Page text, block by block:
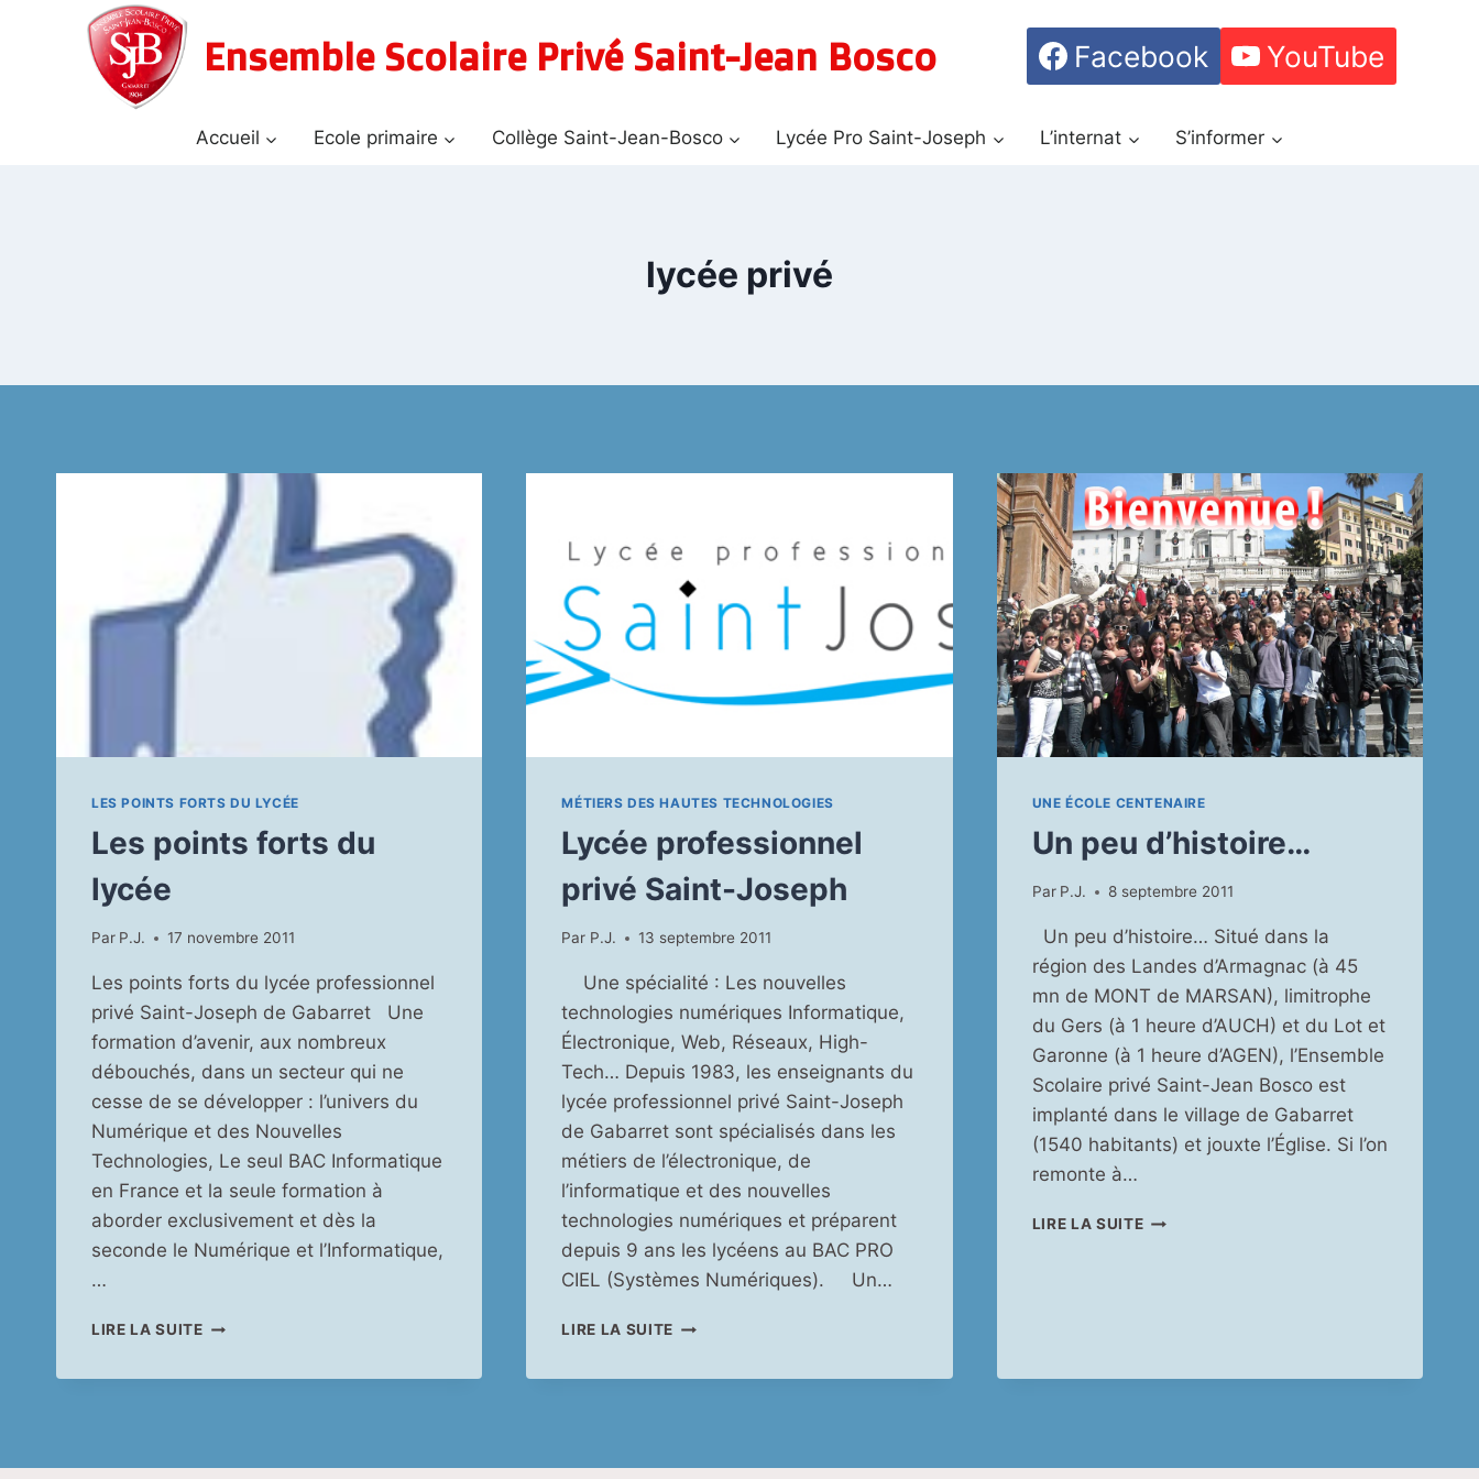
Ensemble Scolaire Privé Saint-Jean Bosco Facebook YouTube
Accueil Ecole primaire Collège Saint-Jean-Bosco Lycée Pro Saint-Joseph L’internat S’informer
lycée privé
LES POINTS FORTS DU LYCÉE
Les points forts du
lycée
Par P.J. 17 novembre 2011
Les points forts du lycée professionnel
privé Saint-Joseph de Gabarret Une
formation d’avenir, aux nombreux
débouchés, dans un secteur qui ne
cesse de se développer : l’univers du
Numérique et des Nouvelles
Technologies, Le seul BAC Informatique
en France et la seule formation à
aborder exclusivement et dès la
seconde le Numérique et l’Informatique,
…
LIRE LA SUITELES
MÉTIERS DES HAUTES TECHNOLOGIES
Lycée professionnel
privé Saint-Joseph
Par P.J. 13 septembre 2011
Une spécialité : Les nouvelles
technologies numériques Informatique,
Électronique, Web, Réseaux, High-
Tech… Depuis 1983, les enseignants du
lycée professionnel privé Saint-Joseph
de Gabarret sont spécialisés dans les
métiers de l’électronique, de
l’informatique et des nouvelles
technologies numériques et préparent
depuis 9 ans les lycéens au BAC PRO
CIEL (Systèmes Numériques). Un…
LIRE LA SUITE LYCÉE
UNE ÉCOLE CENTENAIRE
Un peu d’histoire…
Par P.J. 8 septembre 2011
Un peu d’histoire… Situé dans la
région des Landes d’Armagnac (à 45
mn de MONT de MARSAN), limitrophe
du Gers (à 1 heure d’AUCH) et du Lot et
Garonne (à 1 heure d’AGEN), l’Ensemble
Scolaire privé Saint-Jean Bosco est
implanté dans le village de Gabarret
(1540 habitants) et jouxte l’Église. Si l’on
remonte à…
LIRE LA SUITEUN